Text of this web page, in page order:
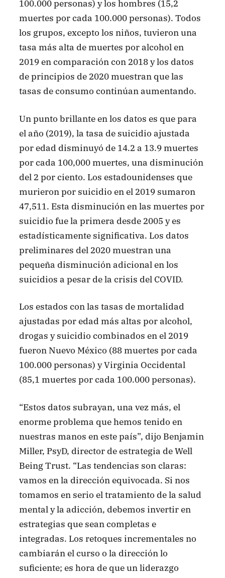
100.000 personas) y los hombres (15,2
muertes por cada 100.000 personas). Todos
los grupos, excepto los niños, tuvieron una
tasa más alta de muertes por alcohol en
2019 en comparación con 2018 y los datos
de principios de 2020 muestran que las
tasas de consumo continúan aumentando.
Un punto brillante en los datos es que para
el año (2019), la tasa de suicidio ajustada
por edad disminuyó de 14.2 a 13.9 muertes
por cada 100,000 muertes, una disminución
del 2 por ciento. Los estadounidenses que
murieron por suicidio en el 2019 sumaron
47,511. Esta disminución en las muertes por
suicidio fue la primera desde 2005 y es
estadísticamente significativa. Los datos
preliminares del 2020 muestran una
pequeña disminución adicional en los
suicidios a pesar de la crisis del COVID.
Los estados con las tasas de mortalidad
ajustadas por edad más altas por alcohol,
drogas y suicidio combinados en el 2019
fueron Nuevo México (88 muertes por cada
100.000 personas) y Virginia Occidental
(85,1 muertes por cada 100.000 personas).
“Estos datos subrayan, una vez más, el
enorme problema que hemos tenido en
nuestras manos en este país”, dijo Benjamin
Miller, PsyD, director de estrategia de Well
Being Trust. “Las tendencias son claras:
vamos en la dirección equivocada. Si nos
tomamos en serio el tratamiento de la salud
mental y la adicción, debemos invertir en
estrategias que sean completas e
integradas. Los retoques incrementales no
cambiarán el curso o la dirección lo
suficiente; es hora de que un liderazgo